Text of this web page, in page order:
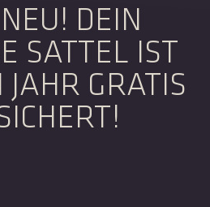
DEIN
SATTEL IST
JAHR GRATIS